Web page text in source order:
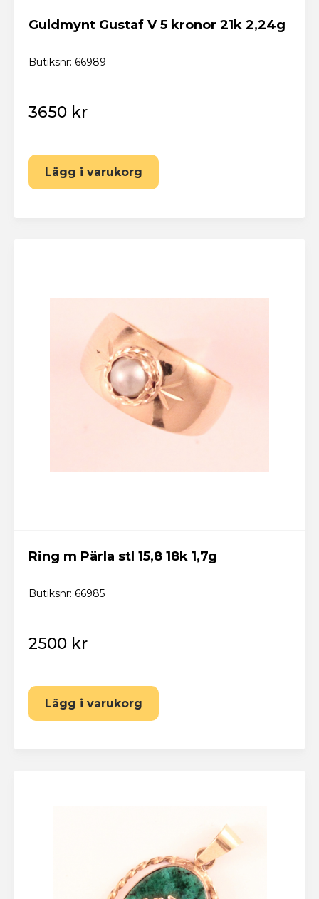
Har du redan ett konto? Logga in här
Guldmynt Gustaf V 5 kronor 21k 2,24g
Butiksnr: 66989
3650 kr
Lägg i varukorg
Ring m Pärla stl 15,8 18k 1,7g
Butiksnr: 66985
2500 kr
Lägg i varukorg